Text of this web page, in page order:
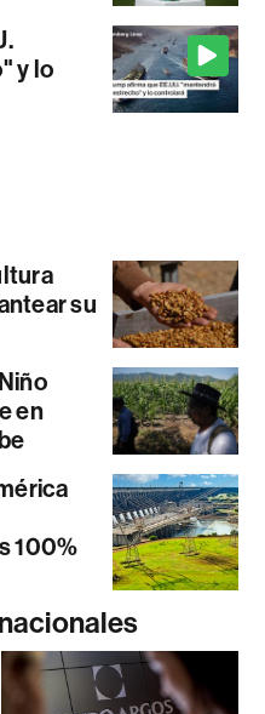
y lo
su
en
100%